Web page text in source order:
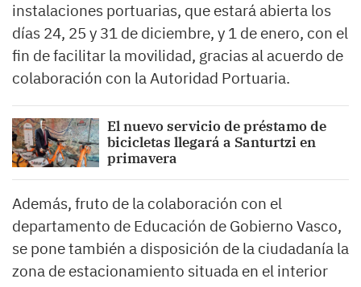
instalaciones portuarias, que estará abierta los
días 24, 25 y 31 de diciembre, y 1 de enero, con el
fin de facilitar la movilidad, gracias al acuerdo de
colaboración con la Autoridad Portuaria.
El nuevo servicio de préstamo de
bicicletas llegará a Santurtzi en
primavera
Además, fruto de la colaboración con el
departamento de Educación de Gobierno Vasco,
se pone también a disposición de la ciudadanía la
zona de estacionamiento situada en el interior